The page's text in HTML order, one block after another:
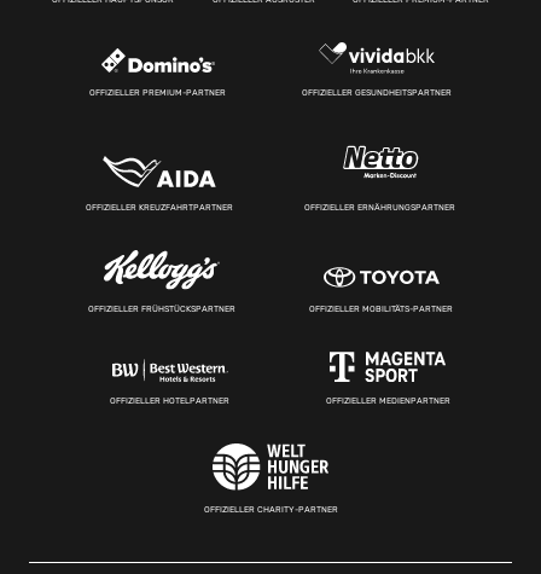
OFFIZIELLER PREMIUM-PARTNER OFFIZIELLER GESUNDHEITSPARTNER
OFFIZIELLER KREUZFAHRTPARTNER OFFIZIELLER ERNÄHRUNGSPARTNER
OFFIZIELLER FRÜHSTÜCKSPARTNER OFFIZIELLER MOBILITÄTS-PARTNER
OFFIZIELLER HOTELPARTNER OFFIZIELLER MEDIENPARTNER
OFFIZIELLER CHARITY-PARTNER